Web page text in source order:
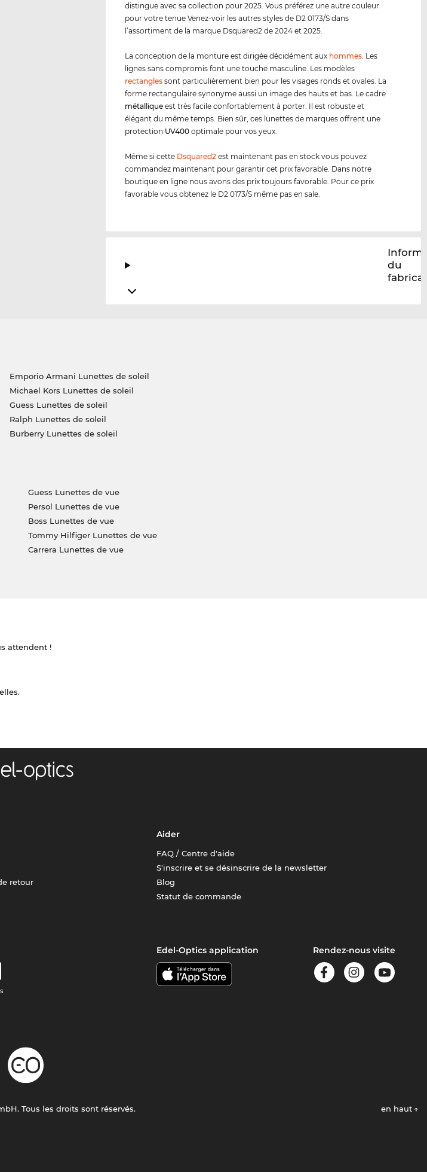
distingue avec sa collection pour 2025. Vous préférez une autre couleur
pour votre tenue Venez-voir les autres styles de D2 0173/S dans
l’assortiment de la marque Dsquared2 de 2024 et 2025.
La conception de la monture est dirigée décidément aux hommes. Les
lignes sans compromis font une touche masculine. Les modèles
rectangles sont particulièrement bien pour les visages ronds et ovales. La
forme rectangulaire synonyme aussi un image des hauts et bas. Le cadre
métal lique est très facile confortablement à porter. Il est robuste et
élégant du même temps. Bien sûr, ces lunettes de marques offrent une
protection UV400 optimale pour vos yeux.
Même si cette Dsquared2 est maintenant pas en stock vous pouvez
commandez maintenant pour garantir cet prix favorable. Dans notre
boutique en ligne nous avons des prix toujours favorable. Pour ce prix
favorable vous obtenez le D2 0173/S même pas en sale.
du
Emporio Armani Lunettes de soleil
Michael Kors Lunettes de soleil
Guess Lunettes de soleil
Ralph Lunettes de soleil
Burberry Lunettes de soleil
Guess Lunettes de vue
Persol Lunettes de vue
Boss Lunettes de vue
Tommy Hilfiger Lunettes de vue
Carrera Lunettes de vue
attendent !
retour
Aider
FAQ / Centre d'aide
S'inscrire et se désinscrire de la newsletter
Blog
Statut de commande
Edel-Optics application Rendez-nous visite
Tous les droits sont réservés. en haut